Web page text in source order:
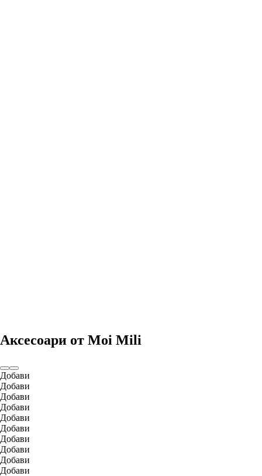
Аксесоари от Moi Mili
Добави
Добави
Добави
Добави
Добави
Добави
Добави
Добави
Добави
Добави